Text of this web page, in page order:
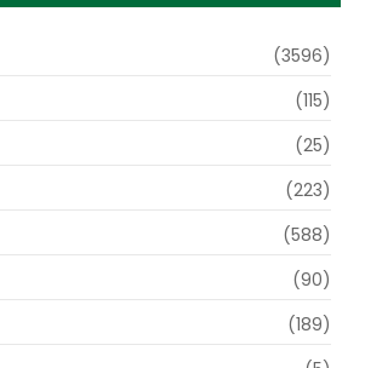
(3596)
(115)
(25)
(223)
(588)
(90)
(189)